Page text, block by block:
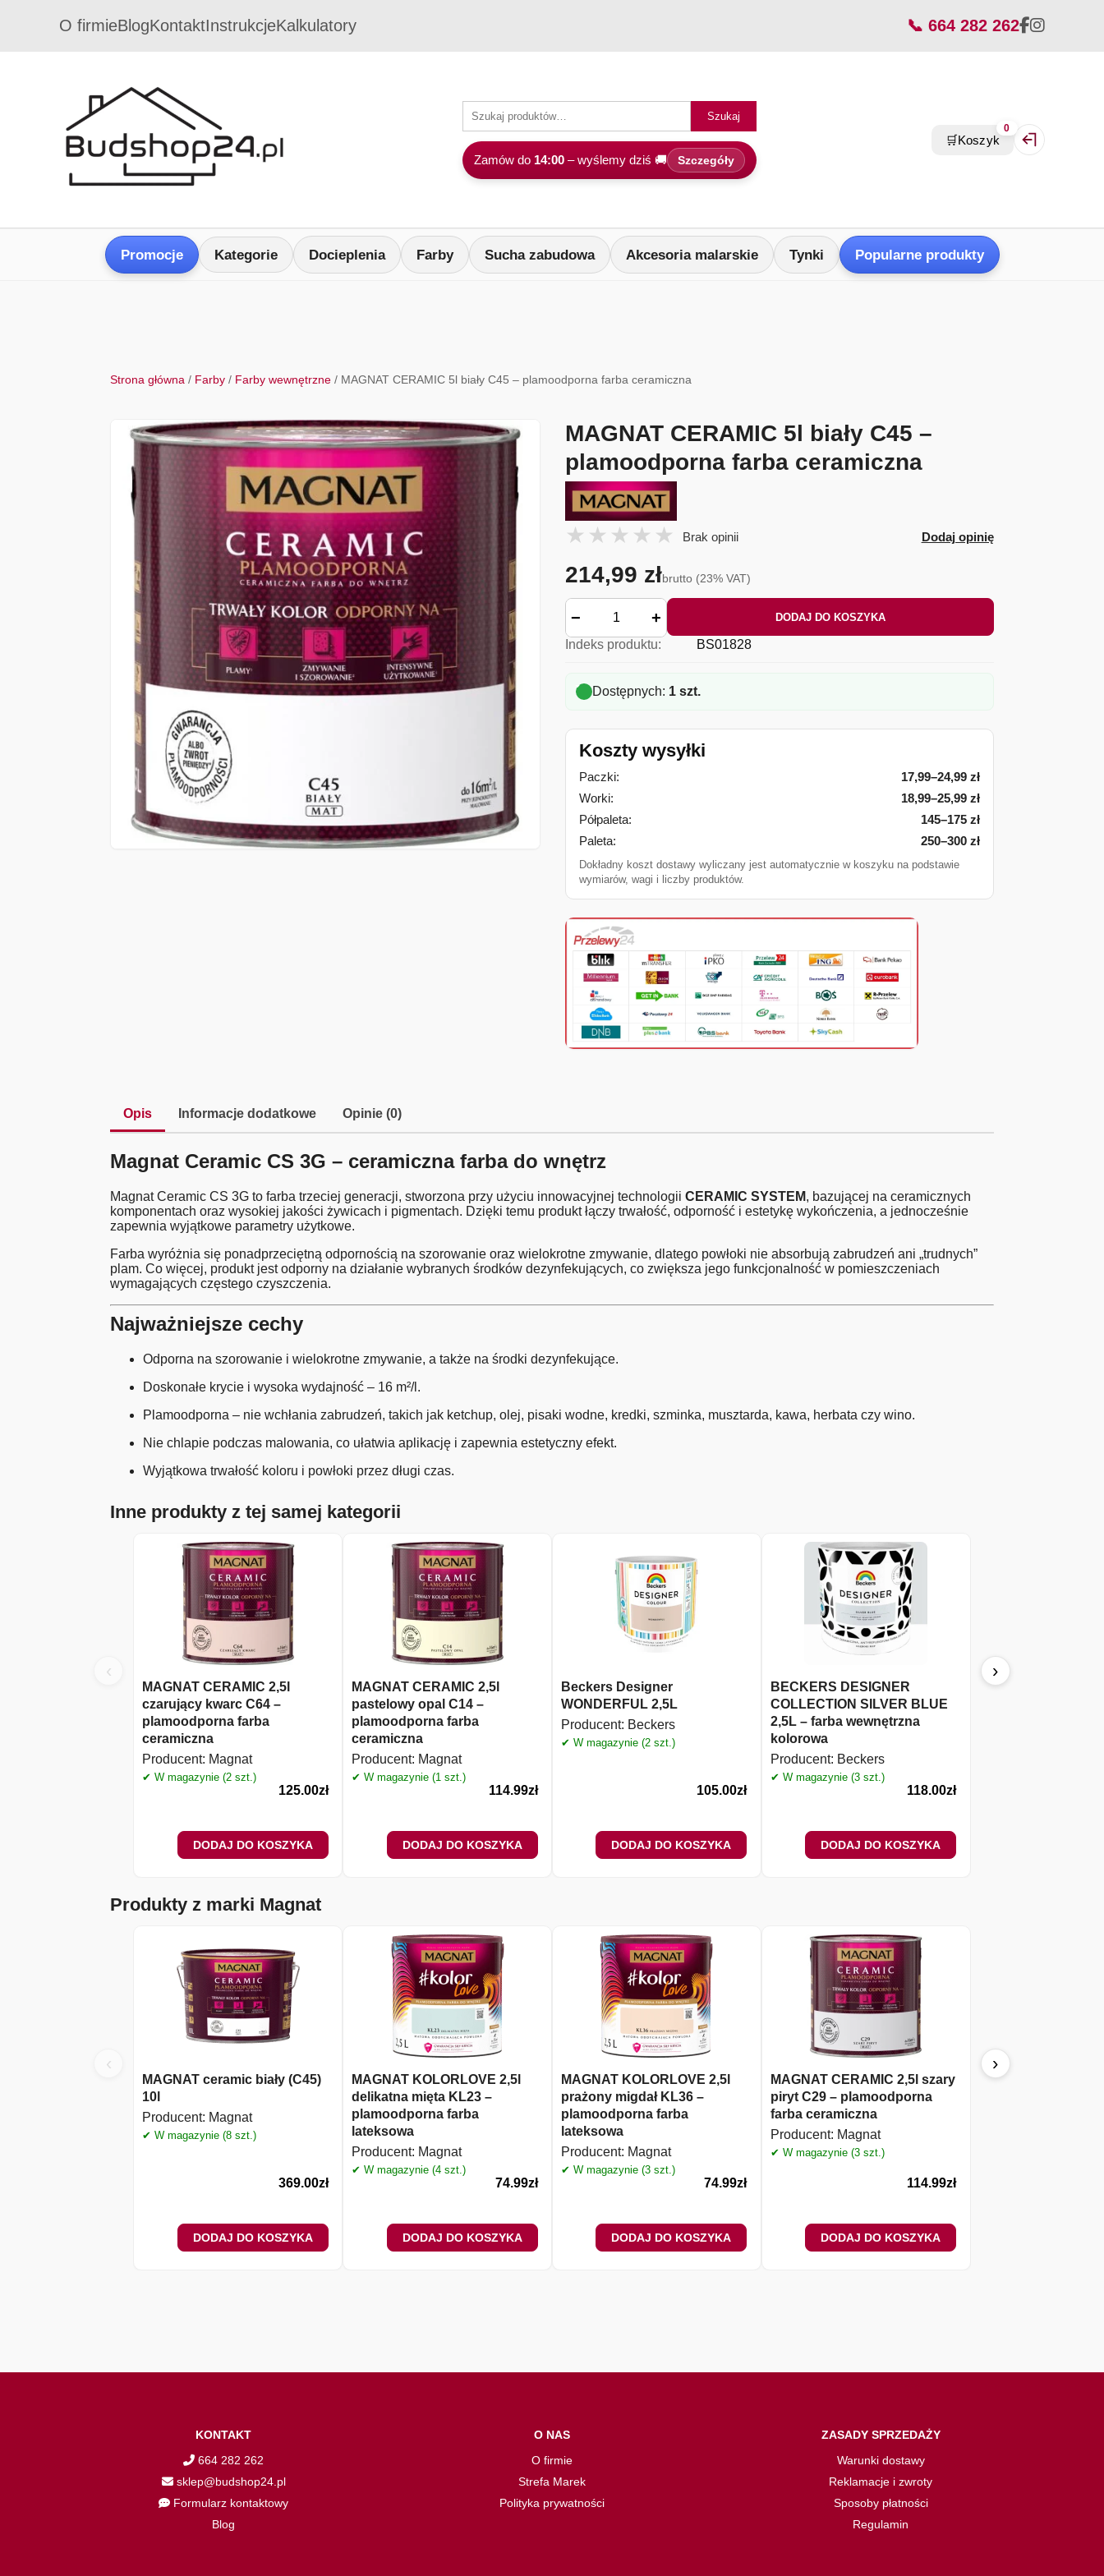
O firmieBlogKontaktInstrukcjeKalkulatory 📞 664 282 262
Szukaj
Zamów do 14:00– wyślemy dziś 🚚 Szczegóły
🛒Koszyk
0
Zaloguj się /
Promocje Kategorie Docieplenia Farby Sucha zabudowa Akcesoria malarskie Tynki Popularne produkty
Strona główna / Farby / Farby wewnętrzne / MAGNAT CERAMIC 5l biały C45 – plamoodporna farba ceramiczna
MAGNAT CERAMIC 5l biały C45 –
plamoodporna farba ceramiczna
Brak opinii Dodaj opinię
214,99 złbrutto (23% VAT)
− + DODAJ DO KOSZYKA
Indeks produktu: BS01828
Dostępnych: 1 szt.
Koszty wysyłki
Paczki:
17,99–24,99 zł
Worki:
18,99–25,99 zł
Półpaleta:
145–175 zł
Paleta:
250–300 zł
Dokładny koszt dostawy wyliczany jest automatycznie w koszyku na podstawie
wymiarów, wagi i liczby produktów.
Opis Informacje dodatkowe Opinie (0)
Magnat Ceramic CS 3G – ceramiczna farba do wnętrz
Magnat Ceramic CS 3G to farba trzeciej generacji, stworzona przy użyciu innowacyjnej technologiiCERAMIC SYSTEM, bazującej na ceramicznych
komponentach oraz wysokiej jakości żywicach i pigmentach. Dzięki temu produkt łączy trwałość, odporność i estetykę wykończenia, a jednocześnie
zapewnia wyjątkowe parametry użytkowe.
Farba wyróżnia się ponadprzeciętną odpornością na szorowanie oraz wielokrotne zmywanie, dlatego powłoki nie absorbują zabrudzeń ani „trudnych”
plam. Co więcej, produkt jest odporny na działanie wybranych środków dezynfekujących, co zwiększa jego funkcjonalność w pomieszczeniach
wymagających częstego czyszczenia.
Najważniejsze cechy
Odporna na szorowanie i wielokrotne zmywanie, a także na środki dezynfekujące.
Doskonałe krycie i wysoka wydajność – 16 m²/l.
Plamoodporna – nie wchłania zabrudzeń, takich jak ketchup, olej, pisaki wodne, kredki, szminka, musztarda, kawa, herbata czy wino.
Nie chlapie podczas malowania, co ułatwia aplikację i zapewnia estetyczny efekt.
Wyjątkowa trwałość koloru i powłoki przez długi czas.
Inne produkty z tej samej kategorii
‹
MAGNAT CERAMIC 2,5l
czarujący kwarc C64 –
plamoodporna farba
ceramiczna
Producent: Magnat
✔ W magazynie (2 szt.)
125.00zł
DODAJ DO KOSZYKA
MAGNAT CERAMIC 2,5l
pastelowy opal C14 –
plamoodporna farba
ceramiczna
Producent: Magnat
✔ W magazynie (1 szt.)
114.99zł
DODAJ DO KOSZYKA
Beckers Designer
WONDERFUL 2,5L
Producent: Beckers
✔ W magazynie (2 szt.)
105.00zł
DODAJ DO KOSZYKA
BECKERS DESIGNER
COLLECTION SILVER BLUE
2,5L – farba wewnętrzna
kolorowa
Producent: Beckers
✔ W magazynie (3 szt.)
118.00zł
DODAJ DO KOSZYKA
Beckers Designer
›
Produkty z marki Magnat
‹
MAGNAT ceramic biały (C45)
10l
Producent: Magnat
✔ W magazynie (8 szt.)
369.00zł
DODAJ DO KOSZYKA
MAGNAT KOLORLOVE 2,5l
delikatna mięta KL23 –
plamoodporna farba
lateksowa
Producent: Magnat
✔ W magazynie (4 szt.)
74.99zł
DODAJ DO KOSZYKA
MAGNAT KOLORLOVE 2,5l
prażony migdał KL36 –
plamoodporna farba
lateksowa
Producent: Magnat
✔ W magazynie (3 szt.)
74.99zł
DODAJ DO KOSZYKA
MAGNAT CERAMIC 2,5l szary
piryt C29 – plamoodporna
farba ceramiczna
Producent: Magnat
✔ W magazynie (3 szt.)
114.99zł
DODAJ DO KOSZYKA
MAGNAT
›
KONTAKT
664 282 262
sklep@budshop24.pl
Formularz kontaktowy
Blog
O NAS
O firmie
Strefa Marek
Polityka prywatności
ZASADY SPRZEDAŻY
Warunki dostawy
Reklamacje i zwroty
Sposoby płatności
Regulamin